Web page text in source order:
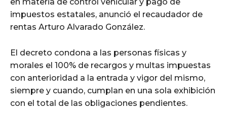
impuestos estatales, anunció el recaudador de
rentas Arturo Alvarado González.
El decreto condona a las personas físicas y
morales el 100% de recargos y multas impuestas
con anterioridad a la entrada y vigor del mismo,
siempre y cuando, cumplan en una sola exhibición
con el total de las obligaciones pendientes.